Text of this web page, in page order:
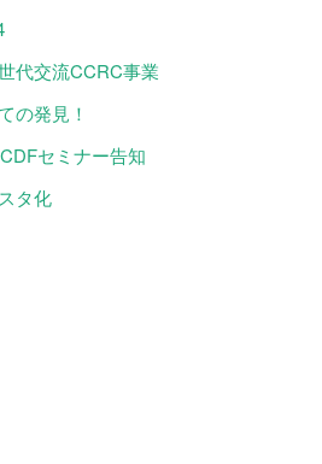
代交流CCRC事業
の発見！
セミナー告知
タ化